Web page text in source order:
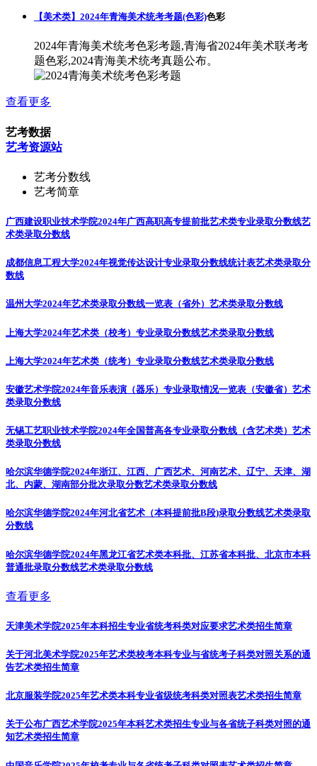
【美术类】2024年青海美术统考考题(色彩)色彩
2024年青海美术统考色彩考题,青海省2024年美术联考考
题色彩,2024青海美术统考真题公布。
查看更多
艺考数据
艺考资源站
艺考分数线
艺考简章
广西建设职业技术学院2024年广西高职高专提前批艺术类专业录取分数线艺
术类录取分数线
成都信息工程大学2024年视觉传达设计专业录取分数线统计表艺术类录取分
数线
温州大学2024年艺术类录取分数线一览表（省外） 艺术类录取分数线
上海大学2024年艺术类（校考）专业录取分数线艺术类录取分数线
上海大学2024年艺术类（统考）专业录取分数线艺术类录取分数线
安徽艺术学院2024年音乐表演（器乐）专业录取情况一览表（安徽省） 艺术
类录取分数线
无锡工艺职业技术学院2024年全国普高各专业录取分数线（含艺术类） 艺术
类录取分数线
哈尔滨华德学院2024年浙江、江西、广西艺术、河南艺术、辽宁、天津、湖
北、内蒙、湖南部分批次录取分数艺术类录取分数线
哈尔滨华德学院2024年河北省艺术（本科提前批B段)录取分数线艺术类录取
分数线
哈尔滨华德学院2024年黑龙江省艺术类本科批、江苏省本科批、北京市本科
普通批录取分数线艺术类录取分数线
查看更多
天津美术学院2025年本科招生专业省统考科类对应要求艺术类招生简章
关于河北美术学院2025年艺术类校考本科专业与省统考子科类对照关系的通
告艺术类招生简章
北京服装学院2025年艺术类本科专业省级统考科类对照表艺术类招生简章
关于公布广西艺术学院2025年本科艺术类招生专业与各省统子科类对照的通
知艺术类招生简章